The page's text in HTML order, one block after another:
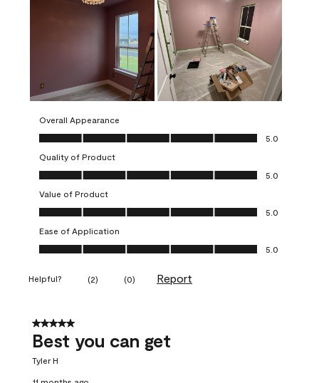
Overall Appearance
Overall Appearance, 5.0 out of 5
5.0
Quality of Product
Quality of Product, 5.0 out of 5
5.0
Value of Product
Value of Product, 5.0 out of 5
5.0
Ease of Application
Ease of Application, 5.0 out of 5
5.0
Helpful? (2) (0) Report
5 out of 5 stars.
Best you can get
Tyler H